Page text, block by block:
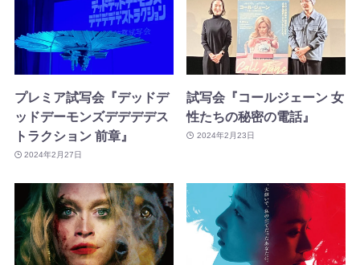
プレミア試写会『デッドデ
ッドデーモンズデデデデス
トラクション 前章』
2024年2月27日
試写会『コールジェーン 女
性たちの秘密の電話』
2024年2月23日